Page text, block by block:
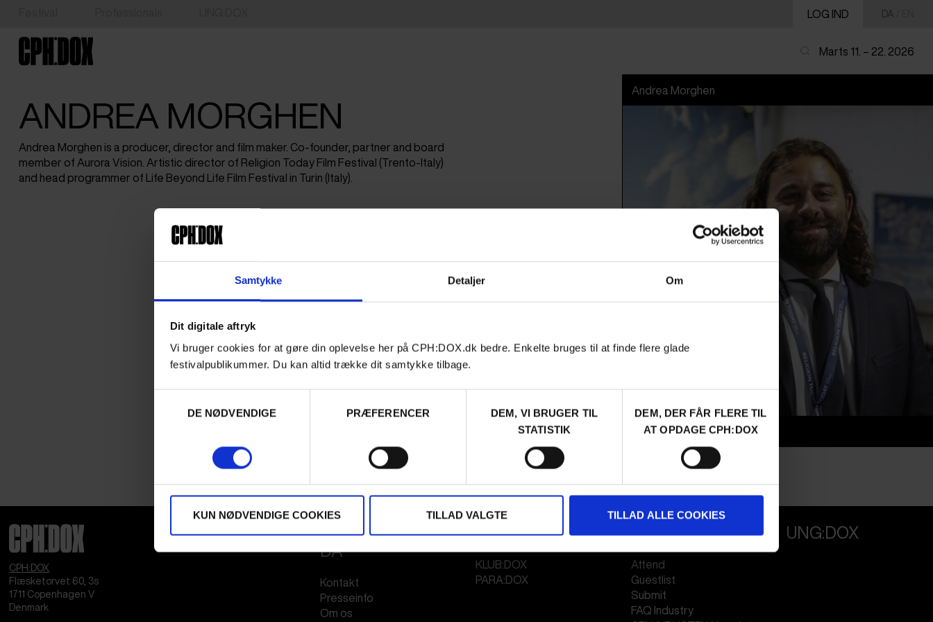
Samtykke Detaljer Om
Dit digitale aftryk
Vi bruger cookies for at gøre din oplevelse her på CPH:DOX.dk bedre. Enkelte bruges til at finde flere glade
festivalpublikummer. Du kan altid trække dit samtykke tilbage.
DE NØDVENDIGE
PRÆFERENCER
DEM, VI BRUGER TIL
STATISTIK
DEM, DER FÅR FLERE TIL
AT OPDAGE CPH:DOX
KUN NØDVENDIGE COOKIES TILLAD VALGTE TILLAD ALLE COOKIES
LOG IND DA
Marts 11. – 22. 2026
ANDREA MORGHEN
Andrea Morghen is a producer, director and film maker. Co-founder, partner and board
member of Aurora Vision. Artistic director of Religion Today Film Festival (Trento-Italy)
and head programmer of Life Beyond Life Film Festival in Turin (Italy).
Andrea Morghen
Info
Nationalitet
Profession
Producer
CPH:DOX
Flæsketorvet 60, 3s
1711 Copenhagen V
Denmark
FESTIVAL 2026
DA
Kontakt
Presseinfo
Om os
STREAMING
KLUB:DOX
PARA:DOX
PROFESSIONALS
Attend
Guestlist
Submit
FAQ Industry
UNG:DOX